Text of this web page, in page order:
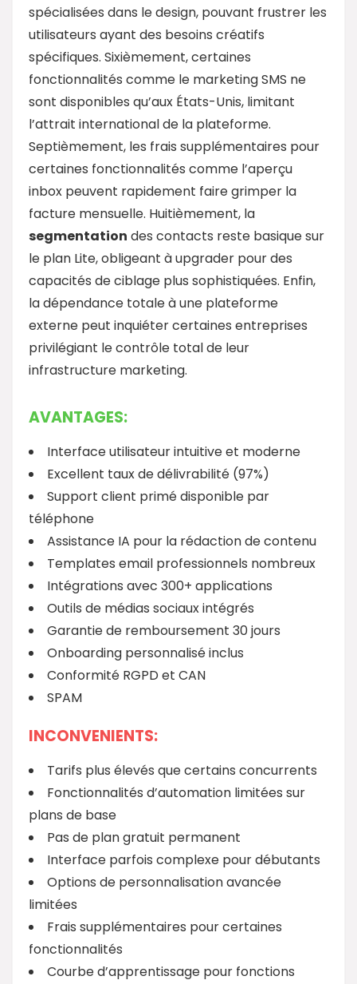
spécialisées dans le design, pouvant frustrer les
utilisateurs ayant des besoins créatifs
spécifiques. Sixièmement, certaines
fonctionnalités comme le marketing SMS ne
sont disponibles qu’aux États-Unis, limitant
l’attrait international de la plateforme.
Septièmement, les frais supplémentaires pour
certaines fonctionnalités comme l’aperçu
inbox peuvent rapidement faire grimper la
facture mensuelle. Huitièmement, la
segmentation des contacts reste basique sur
le plan Lite, obligeant à upgrader pour des
capacités de ciblage plus sophistiquées. Enfin,
la dépendance totale à une plateforme
externe peut inquiéter certaines entreprises
privilégiant le contrôle total de leur
infrastructure marketing.
AVANTAGES:
Interface utilisateur intuitive et moderne
Excellent taux de délivrabilité (97%)
Support client primé disponible par
téléphone
Assistance IA pour la rédaction de contenu
Templates email professionnels nombreux
Intégrations avec 300+ applications
Outils de médias sociaux intégrés
Garantie de remboursement 30 jours
Onboarding personnalisé inclus
Conformité RGPD et CAN
SPAM
INCONVENIENTS:
Tarifs plus élevés que certains concurrents
Fonctionnalités d’automation limitées sur
plans de base
Pas de plan gratuit permanent
Interface parfois complexe pour débutants
Options de personnalisation avancée
limitées
Frais supplémentaires pour certaines
fonctionnalités
Courbe d’apprentissage pour fonctions